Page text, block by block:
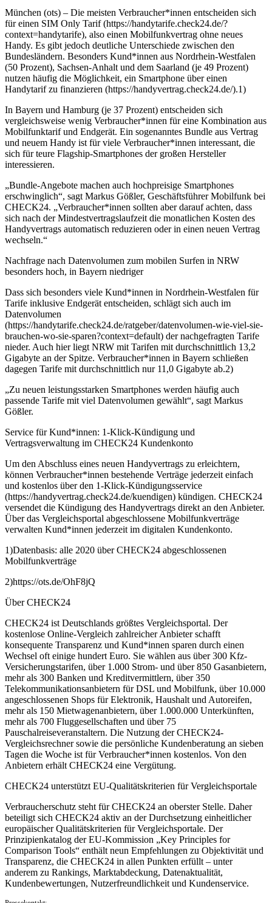
München (ots) – Die meisten Verbraucher*innen entscheiden sich
für einen SIM Only Tarif (https://handytarife.check24.de/?
context=handytarife), also einen Mobilfunkvertrag ohne neues
Handy. Es gibt jedoch deutliche Unterschiede zwischen den
Bundesländern. Besonders Kund*innen aus Nordrhein-Westfalen
(50 Prozent), Sachsen-Anhalt und dem Saarland (je 49 Prozent)
nutzen häufig die Möglichkeit, ein Smartphone über einen
Handytarif zu finanzieren (https://handyvertrag.check24.de/).1)
In Bayern und Hamburg (je 37 Prozent) entscheiden sich
vergleichsweise wenig Verbraucher*innen für eine Kombination aus
Mobilfunktarif und Endgerät. Ein sogenanntes Bundle aus Vertrag
und neuem Handy ist für viele Verbraucher*innen interessant, die
sich für teure Flagship-Smartphones der großen Hersteller
interessieren.
„Bundle-Angebote machen auch hochpreisige Smartphones
erschwinglich“, sagt Markus Gößler, Geschäftsführer Mobilfunk bei
CHECK24. „Verbraucher*innen sollten aber darauf achten, dass
sich nach der Mindestvertragslaufzeit die monatlichen Kosten des
Handyvertrags automatisch reduzieren oder in einen neuen Vertrag
wechseln.“
Nachfrage nach Datenvolumen zum mobilen Surfen in NRW
besonders hoch, in Bayern niedriger
Dass sich besonders viele Kund*innen in Nordrhein-Westfalen für
Tarife inklusive Endgerät entscheiden, schlägt sich auch im
Datenvolumen
(https://handytarife.check24.de/ratgeber/datenvolumen-wie-viel-sie-
brauchen-wo-sie-sparen?context=default) der nachgefragten Tarife
nieder. Auch hier liegt NRW mit Tarifen mit durchschnittlich 13,2
Gigabyte an der Spitze. Verbraucher*innen in Bayern schließen
dagegen Tarife mit durchschnittlich nur 11,0 Gigabyte ab.2)
„Zu neuen leistungsstarken Smartphones werden häufig auch
passende Tarife mit viel Datenvolumen gewählt“, sagt Markus
Gößler.
Service für Kund*innen: 1-Klick-Kündigung und
Vertragsverwaltung im CHECK24 Kundenkonto
Um den Abschluss eines neuen Handyvertrags zu erleichtern,
können Verbraucher*innen bestehende Verträge jederzeit einfach
und kostenlos über den 1-Klick-Kündigungsservice
(https://handyvertrag.check24.de/kuendigen) kündigen. CHECK24
versendet die Kündigung des Handyvertrags direkt an den Anbieter.
Über das Vergleichsportal abgeschlossene Mobilfunkverträge
verwalten Kund*innen jederzeit im digitalen Kundenkonto.
1)Datenbasis: alle 2020 über CHECK24 abgeschlossenen
Mobilfunkverträge
2)https://ots.de/OhF8jQ
Über CHECK24
CHECK24 ist Deutschlands größtes Vergleichsportal. Der
kostenlose Online-Vergleich zahlreicher Anbieter schafft
konsequente Transparenz und Kund*innen sparen durch einen
Wechsel oft einige hundert Euro. Sie wählen aus über 300 Kfz-
Versicherungstarifen, über 1.000 Strom- und über 850 Gasanbietern,
mehr als 300 Banken und Kreditvermittlern, über 350
Telekommunikationsanbietern für DSL und Mobilfunk, über 10.000
angeschlossenen Shops für Elektronik, Haushalt und Autoreifen,
mehr als 150 Mietwagenanbietern, über 1.000.000 Unterkünften,
mehr als 700 Fluggesellschaften und über 75
Pauschalreiseveranstaltern. Die Nutzung der CHECK24-
Vergleichsrechner sowie die persönliche Kundenberatung an sieben
Tagen die Woche ist für Verbraucher*innen kostenlos. Von den
Anbietern erhält CHECK24 eine Vergütung.
CHECK24 unterstützt EU-Qualitätskriterien für Vergleichsportale
Verbraucherschutz steht für CHECK24 an oberster Stelle. Daher
beteiligt sich CHECK24 aktiv an der Durchsetzung einheitlicher
europäischer Qualitätskriterien für Vergleichsportale. Der
Prinzipienkatalog der EU-Kommission „Key Principles for
Comparison Tools“ enthält neun Empfehlungen zu Objektivität und
Transparenz, die CHECK24 in allen Punkten erfüllt – unter
anderem zu Rankings, Marktabdeckung, Datenaktualität,
Kundenbewertungen, Nutzerfreundlichkeit und Kundenservice.